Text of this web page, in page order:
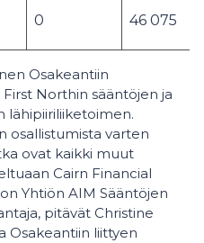
0 46 075
Osakeantiin
Northin sääntöjen ja
lähipiiriliiketoimen.
osallistumista varten
ovat kaikki muut
Cairn Financial
Yhtiön AIM Sääntöjen
pitävät Christine
Osakeantiin liittyen